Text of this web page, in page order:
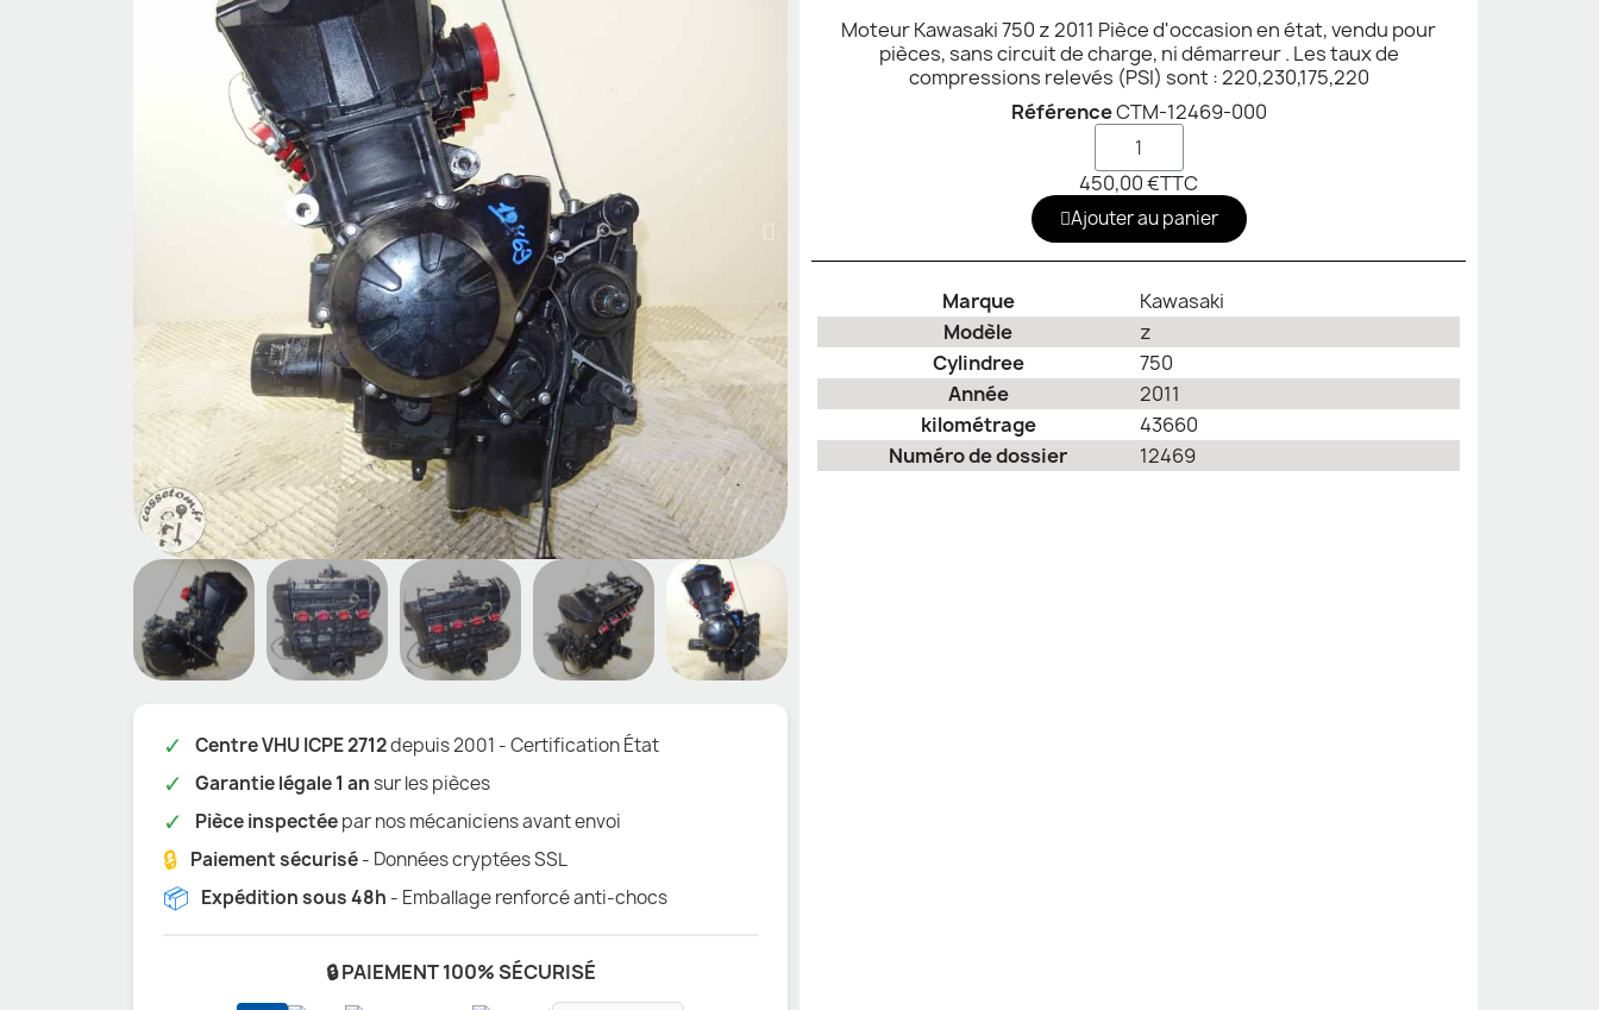
✓ Centre VHU ICPE 2712depuis 2001 - Certification État
✓ Garantie légale 1 ansur les pièces
✓ Pièce inspectéepar nos mécaniciens avant envoi
🔒 Paiement sécurisé- Données cryptées SSL
📦 Expédition sous 48h - Emballage renforcé anti-chocs
🔒 PAIEMENT 100% SÉCURISÉ
Moteur Kawasaki 750 z 2011 Pièce d'occasion en état, vendu pour
pièces, sans circuit de charge, ni démarreur . Les taux de
compressions relevés (PSI) sont : 220,230,175,220
RéférenceCTM-12469-000
450,00 €TTC
Ajouter au panier
Marque
Kawasaki
Modèle
z
Cylindree
750
Année
2011
kilométrage
43660
Numéro de dossier
12469